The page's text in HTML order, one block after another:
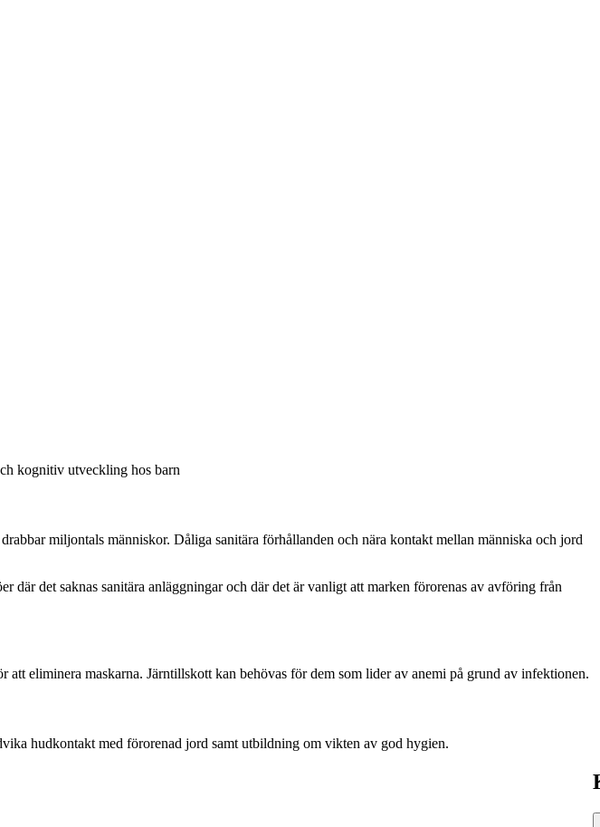
kognitiv utveckling hos barn
miljontals människor. Dåliga sanitära förhållanden och nära kontakt mellan människa och jord
det saknas sanitära anläggningar och där det är vanligt att marken förorenas av avföring från
eliminera maskarna. Järntillskott kan behövas för dem som lider av anemi på grund av infektionen.
hudkontakt med förorenad jord samt utbildning om vikten av god hygien.